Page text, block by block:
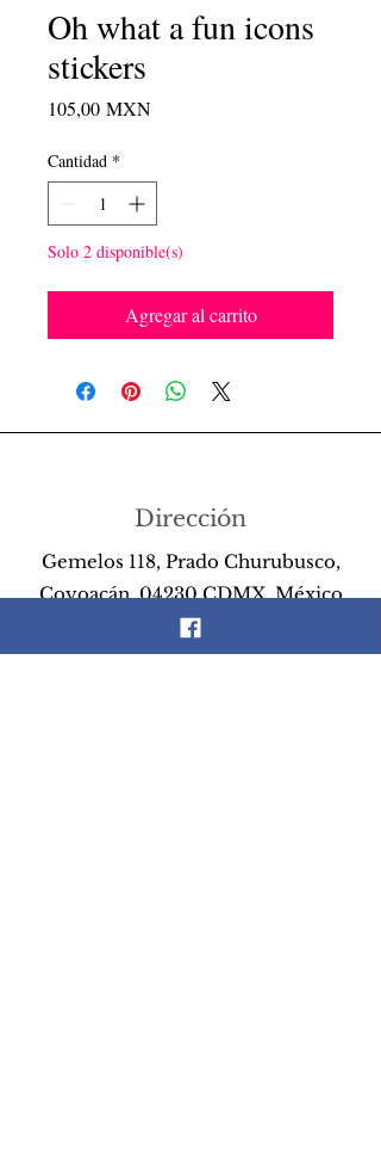
Oh what a fun icons
stickers
105,00 MXNPrecio
Cantidad *
Solo 2 disponible(s)
Agregar al carrito
Dirección
Gemelos 118, Prado Churubusco,
Coyoacán, 04230 CDMX, México